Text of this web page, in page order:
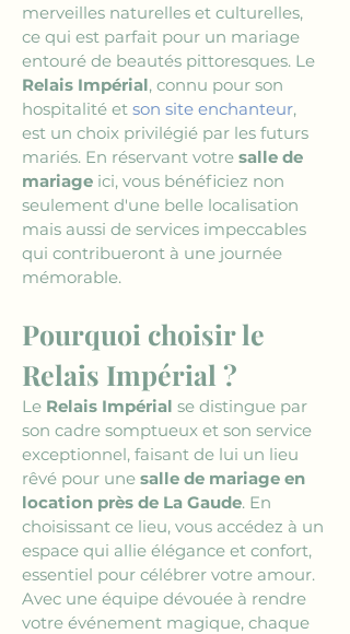
merveilles naturelles et culturelles,
ce qui est parfait pour un mariage
entouré de beautés pittoresques. Le
Relais Impérial, connu pour son
hospitalité et son site enchanteur,
est un choix privilégié par les futurs
mariés. En réservant votre salle de
mariage ici, vous bénéficiez non
seulement d'une belle localisation
mais aussi de services impeccables
qui contribueront à une journée
mémorable.
Pourquoi choisir le
Relais Impérial ?
Le Relais Impérial se distingue par
son cadre somptueux et son service
exceptionnel, faisant de lui un lieu
rêvé pour une salle de mariage en
location près de La Gaude. En
choisissant ce lieu, vous accédez à un
espace qui allie élégance et confort,
essentiel pour célébrer votre amour.
Avec une équipe dévouée à rendre
votre événement magique, chaque